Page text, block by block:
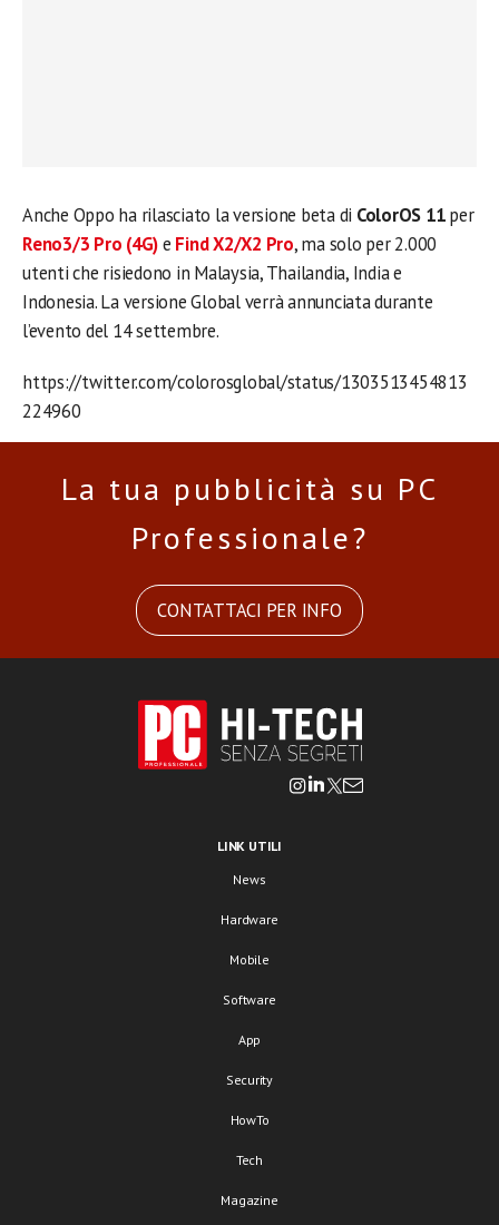
Anche Oppo ha rilasciato la versione beta di ColorOS 11per
Reno3/3 Pro (4G)e Find X2/X2 Pro, ma solo per 2.000
utenti che risiedono in Malaysia, Thailandia, India e
Indonesia. La versione Global verrà annunciata durante
l’evento del 14 settembre.
https://twitter.com/colorosglobal/status/1303513454813
224960
La tua pubblicità su PC
Professionale?
CONTATTACI PER INFO
LINK UTILI
News
Hardware
Mobile
Software
App
Security
HowTo
Tech
Magazine